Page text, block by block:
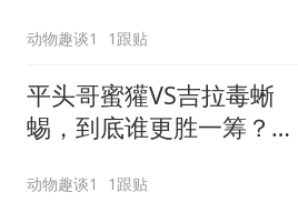
动物趣谈1 1跟贴
平头哥蜜獾VS吉拉毒蜥
蜴，到底谁更胜一筹？结
动物趣谈1 1跟贴